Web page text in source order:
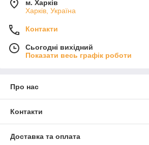
м. Харків
Харків, Україна
Контакти
Сьогодні вихідний
Показати весь графік роботи
Про нас
Контакти
Доставка та оплата